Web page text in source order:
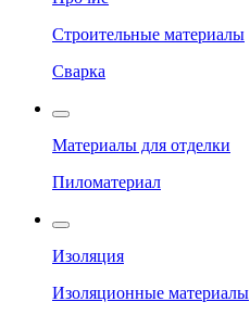
Строительные материалы
Сварка
Материалы для отделки
Пиломатериал
Изоляция
Изоляционные материалы